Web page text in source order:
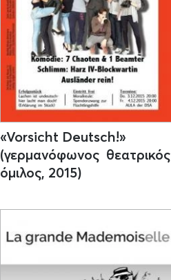
«Vorsicht Deutsch!»
(γερμανόφωνος θεατρικός
όμιλος, 2015)